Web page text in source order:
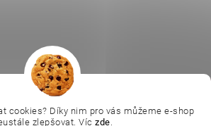
L.C.P. Paris |
kurzy | Kozmetickyobchod.sk
cookies? Díky nim pro vás můžeme e-shop
zlepšovat. Víc zde.